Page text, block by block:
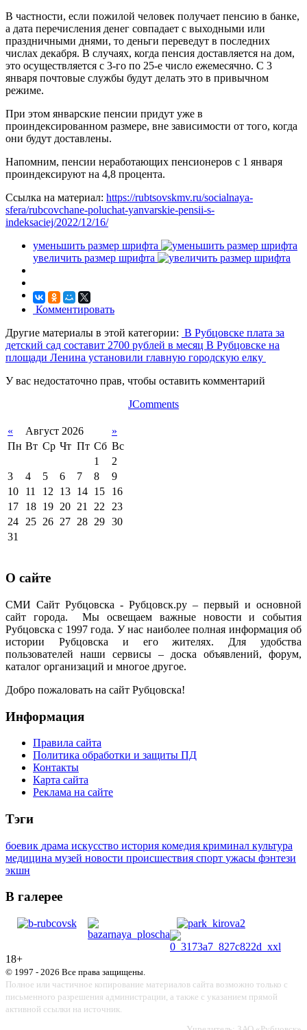
В частности, если пожилой человек получает пенсию в банке,
а дата перечисления денег совпадает с выходными или
праздничными днями, то деньги переведут в последних
числах декабря. В случаях, когда пенсия доставляется на дом,
это осуществляется с 3-го по 25-е число ежемесячно. С 3
января почтовые службы будут делать это в привычном
режиме.
При этом январские пенсии придут уже в
проиндексированном размере, вне зависимости от того, когда
они будут доставлены.
Напомним, пенсии неработающих пенсионеров с 1 января
проиндексируют на 4,8 процента.
Ссылка на материал: https://rubtsovskmv.ru/socialnaya-
sfera/rubcovchane-poluchat-yanvarskie-pensii-s-
indeksaciej/2022/12/16/
уменьшить размер шрифта
увеличить размер шрифта
Комментировать
Другие материалы в этой категории: В Рубцовске плата за
детский сад составит 2700 рублей в месяц В Рубцовске на
площади Ленина установили главную городскую елку
У вас недостаточно прав, чтобы оставить комментарий
JComments
« Август 2026
»
Пн Вт Ср Чт Пт Сб Вс
1
2
3
4 5 6 7 8
9
10
11 12 13 14 15
16
17
18 19 20 21 22
23
24
25 26 27 28 29 30
31
О сайте
СМИ Сайт Рубцовска - Рубцовск.ру – первый и основной
сайт города. Мы освещаем важные новости и события
Рубцовска с 1997 года. У нас наиболее полная информация об
истории Рубцовска и его жителях. Для удобства
пользователей наши сервисы – доска объявлений, форум,
каталог организаций и многое другое.
Добро пожаловать на сайт Рубцовска!
Информация
Правила сайта
Политика обработки и защиты ПД
Контакты
Карта сайта
Реклама на сайте
Тэги
боевик драма искусство история комедия криминал культура
медицина музей новости происшествия спорт ужасы фэнтези
экшн
В галерее
18+
© 1997 - 2026 Все права защищены.
Полное или частичное копирование материалов сайта возможно только с
письменного разрешения администрации, а также с указанием прямой
активной ссылки на источник.